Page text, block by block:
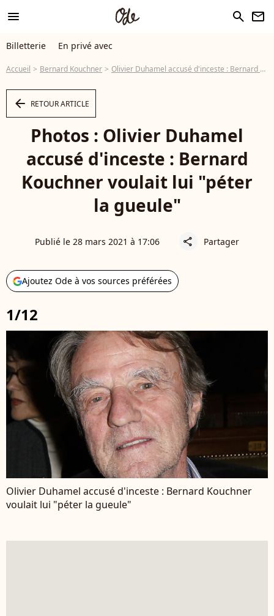
menu search newsletter
Billetterie En privé avec
Accueil Bernard Kouchner Olivier Duhamel accusé d'inceste : Bernard Kouchner voulait lui "péter la gueule"
arrow_left RETOUR ARTICLE
Photos : Olivier Duhamel
accusé d'inceste : Bernard
Kouchner voulait lui "péter
la gueule"
Publié le 28 mars 2021 à 17:06 share Partager
Ajoutez Ode à vos sources préférées
1/12
Olivier Duhamel accusé d'inceste : Bernard Kouchner
voulait lui "péter la gueule"